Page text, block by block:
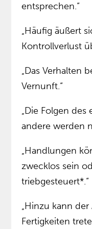
entsprechen.“
„Häufig äußert
Kontrollverlust
„Das Verhalten
Vernunft.“
„Die Folgen
andere werden
„Handlungen
zwecklos sein
triebgesteuert*.“
„Hinzu kann
Fertigkeiten